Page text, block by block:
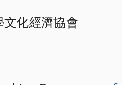
化經濟協會